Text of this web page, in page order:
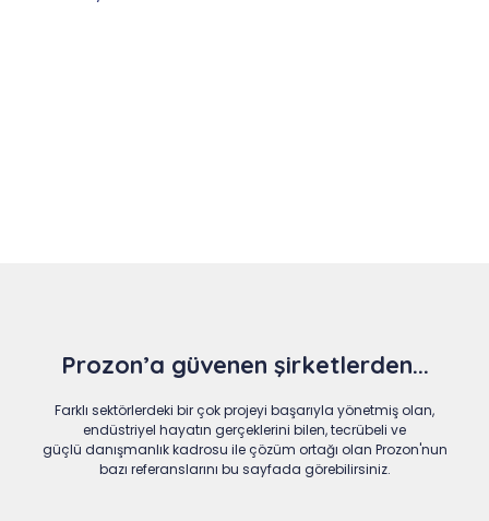
Prozon’a güvenen şirketlerden...
Farklı sektörlerdeki bir çok projeyi başarıyla yönetmiş olan,
endüstriyel hayatın gerçeklerini bilen, tecrübeli ve
güçlü danışmanlık kadrosu ile çözüm ortağı olan Prozon'nun
bazı referanslarını bu sayfada görebilirsiniz.